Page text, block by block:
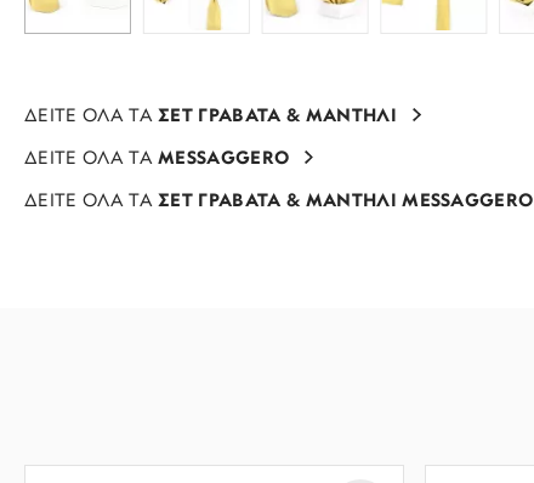
ΔΕΙΤΕ ΟΛΑ ΤΑΣΕΤ ΓΡΑΒΑΤΑ & ΜΑΝΤΗΛΙ
ΔΕΙΤΕ ΟΛΑ ΤΑMESSAGGERO
ΔΕΙΤΕ ΟΛΑ ΤΑΣΕΤ ΓΡΑΒΑΤΑ & ΜΑΝΤΗΛΙ MESSAGGERO